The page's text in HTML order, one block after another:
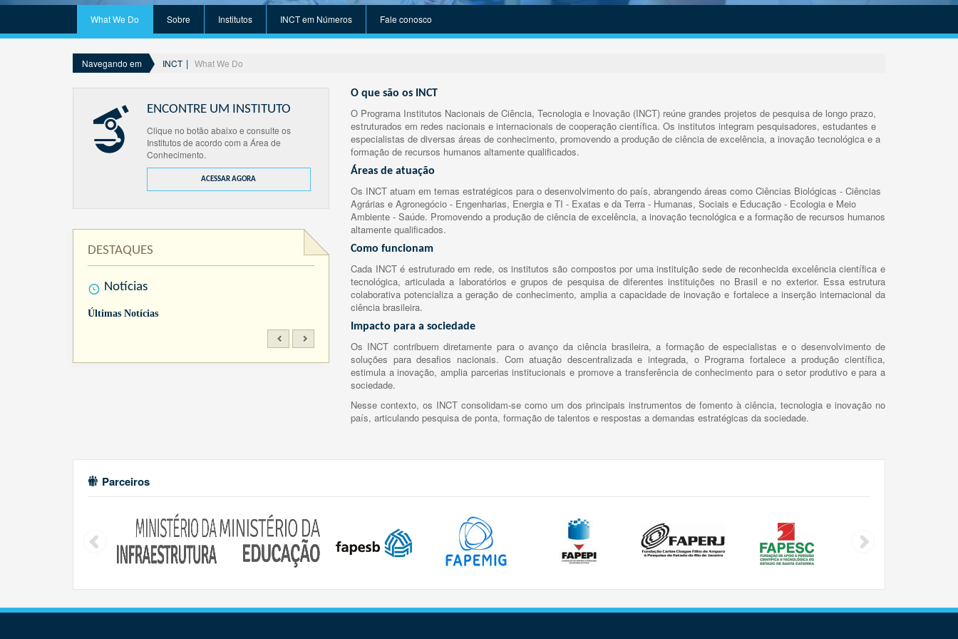
What We Do Sobre Institutos INCT em Números Fale conosco
Navegando em INCT What We Do
ENCONTRE UM INSTITUTO
Clique no botão abaixo e consulte os
Institutos de acordo com a Área de
Conhecimento.
ACESSAR AGORA
DESTAQUES
Notícias
Últimas Notícias
O que são os INCT
O Programa Institutos Nacionais de Ciência, Tecnologia e Inovação (INCT) reúne grandes projetos de pesquisa de longo prazo,
estruturados em redes nacionais e internacionais de cooperação científica. Os institutos integram pesquisadores, estudantes e
especialistas de diversas áreas de conhecimento, promovendo a produção de ciência de excelência, a inovação tecnológica e a
formação de recursos humanos altamente qualificados.
Áreas de atuação
Os INCT atuam em temas estratégicos para o desenvolvimento do país, abrangendo áreas como Ciências Biológicas - Ciências
Agrárias e Agronegócio - Engenharias, Energia e TI - Exatas e da Terra - Humanas, Sociais e Educação - Ecologia e Meio
Ambiente - Saúde. Promovendo a produção de ciência de excelência, a inovação tecnológica e a formação de recursos humanos
altamente qualificados.
Como funcionam
Cada INCT é estruturado em rede, os institutos são compostos por uma instituição sede de reconhecida excelência científica e
tecnológica, articulada a laboratórios e grupos de pesquisa de diferentes instituições no Brasil e no exterior. Essa estrutura
colaborativa potencializa a geração de conhecimento, amplia a capacidade de inovação e fortalece a inserção internacional da
ciência brasileira.
Impacto para a sociedade
Os INCT contribuem diretamente para o avanço da ciência brasileira, a formação de especialistas e o desenvolvimento de
soluções para desafios nacionais. Com atuação descentralizada e integrada, o Programa fortalece a produção científica,
estimula a inovação, amplia parcerias institucionais e promove a transferência de conhecimento para o setor produtivo e para a
sociedade.
Nesse contexto, os INCT consolidam-se como um dos principais instrumentos de fomento à ciência, tecnologia e inovação no
país, articulando pesquisa de ponta, formação de talentos e respostas a demandas estratégicas da sociedade.
Parceiros